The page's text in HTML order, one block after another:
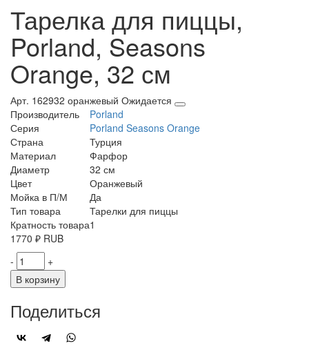
Тарелка для пиццы,
Porland, Seasons
Orange, 32 см
Арт. 162932 оранжевый Ожидается
Производитель
Porland
Серия
Porland Seasons Orange
Страна
Турция
Материал
Фарфор
Диаметр
32 см
Цвет
Оранжевый
Мойка в П/М
Да
Тип товара
Тарелки для пиццы
Кратность товара1
1770 ₽ RUB
-
+
В корзину
Поделиться